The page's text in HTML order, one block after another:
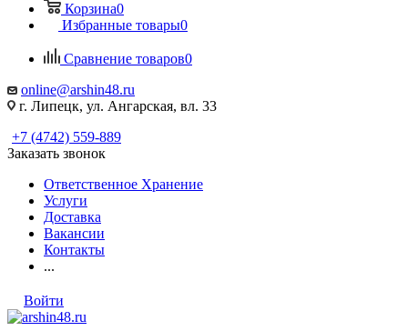
Корзина0
Избранные товары0
Сравнение товаров0
online@arshin48.ru
г. Липецк, ул. Ангарская, вл. 33
+7 (4742) 559-889
Заказать звонок
Ответственное Хранение
Услуги
Доставка
Вакансии
Контакты
...
Войти